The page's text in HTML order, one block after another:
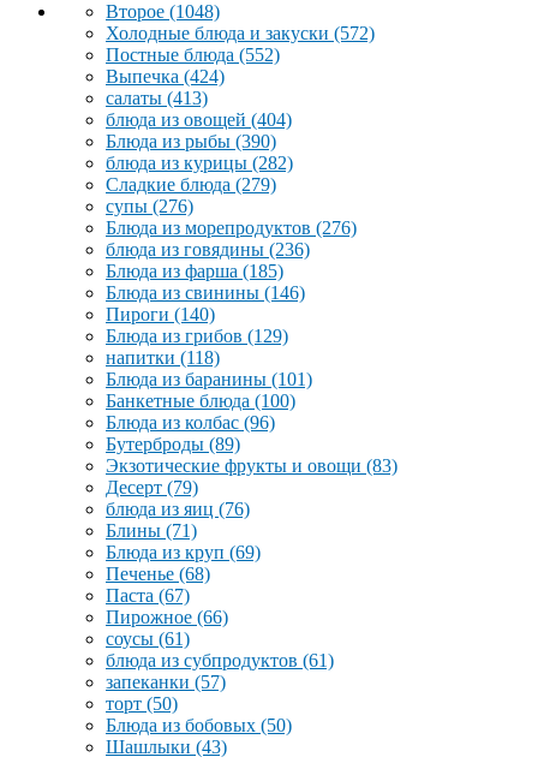
Второе (1048)
Холодные блюда и закуски (572)
Постные блюда (552)
Выпечка (424)
салаты (413)
блюда из овощей (404)
Блюда из рыбы (390)
блюда из курицы (282)
Сладкие блюда (279)
супы (276)
Блюда из морепродуктов (276)
блюда из говядины (236)
Блюда из фарша (185)
Блюда из свинины (146)
Пироги (140)
Блюда из грибов (129)
напитки (118)
Блюда из баранины (101)
Банкетные блюда (100)
Блюда из колбас (96)
Бутерброды (89)
Экзотические фрукты и овощи (83)
Десерт (79)
блюда из яиц (76)
Блины (71)
Блюда из круп (69)
Печенье (68)
Паста (67)
Пирожное (66)
соусы (61)
блюда из субпродуктов (61)
запеканки (57)
торт (50)
Блюда из бобовых (50)
Шашлыки (43)